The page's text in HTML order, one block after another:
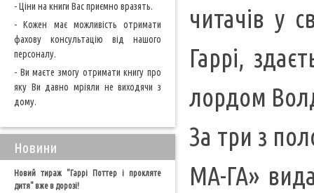
читачів у
Гаррі,
лордом
За три з
МА-ГА»
- Ціни на книги Вас приємно вразять.
- Кожен має можливість отримати
фахову консультацію від нашого
персоналу.
- Ви маєте змогу отримати книгу про
яку Ви давно мріяли не виходячи з
дому.
Новини
Новий тираж "Гаррі Поттер і прокляте
дитя" вже в дорозі!